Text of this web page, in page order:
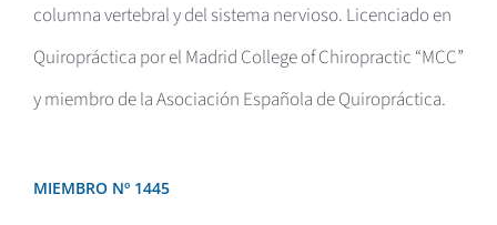
columna vertebral y del sistema nervioso. Licenciado en
Quiropráctica por el Madrid College of Chiropractic “MCC”
y miembro de la Asociación Española de Quiropráctica.
MIEMBRO Nº 1445